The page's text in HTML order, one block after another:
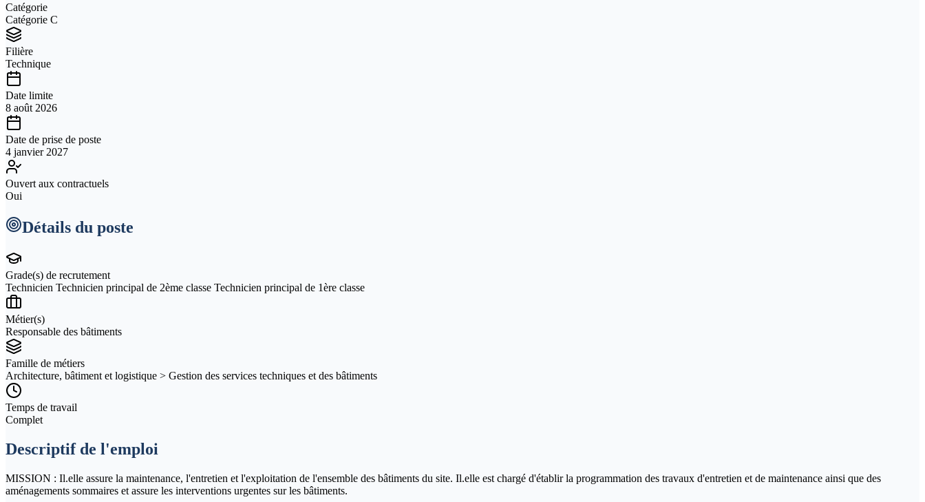
Catégorie
Catégorie C
Filière
Technique
Date limite
8 août 2026
Date de prise de poste
4 janvier 2027
Ouvert aux contractuels
Oui
Détails du poste
Grade(s) de recrutement
Technicien Technicien principal de 2ème classe Technicien principal de 1ère classe
Métier(s)
Responsable des bâtiments
Famille de métiers
Architecture, bâtiment et logistique > Gestion des services techniques et des bâtiments
Temps de travail
Complet
Descriptif de l'emploi
MISSION : Il.elle assure la maintenance, l'entretien et l'exploitation de l'ensemble des bâtiments du site. Il.elle est chargé d'établir la programmation des travaux d'entretien et de maintenance ainsi que des
aménagements sommaires et assure les interventions urgentes sur les bâtiments.